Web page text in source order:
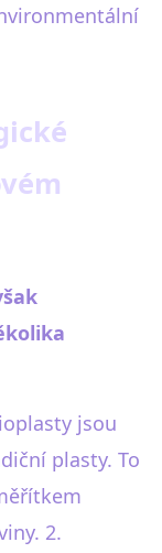
jsou
plasty. To
2.